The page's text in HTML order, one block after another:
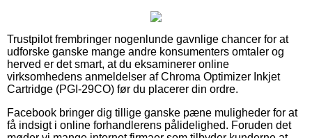
Trustpilot frembringer nogenlunde gavnlige chancer for at
udforske ganske mange andre konsumenters omtaler og
herved er det smart, at du eksaminerer online
virksomhedens anmeldelser af Chroma Optimizer Inkjet
Cartridge (PGI-29CO) før du placerer din ordre.
Facebook bringer dig tillige ganske pæne muligheder for at
få indsigt i online forhandlerens pålidelighed. Foruden det